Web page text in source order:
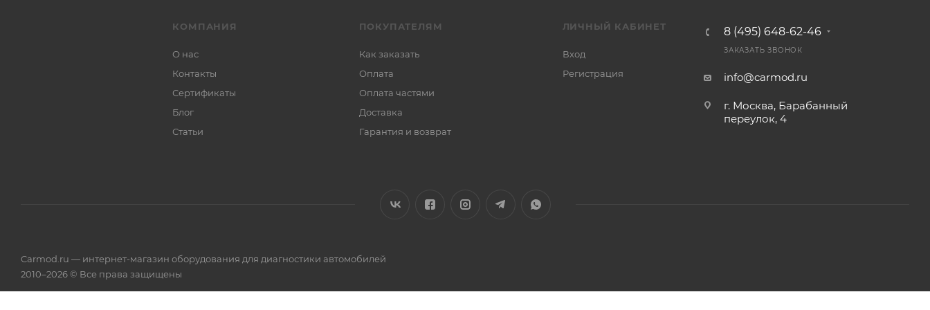
КОМПАНИЯ
О нас
Контакты
Сертификаты
Блог
Статьи
ПОКУПАТЕЛЯМ
Как заказать
Оплата
Оплата частями
Доставка
Гарантия и возврат
ЛИЧНЫЙ КАБИНЕТ
Вход
Регистрация
8 (495) 648-62-46
ЗАКАЗАТЬ ЗВОНОК
info@carmod.ru
г. Москва, Барабанный
переулок, 4
Carmod.ru — интернет-магазин оборудования для диагностики автомобилей
2010–2026 © Все права защищены